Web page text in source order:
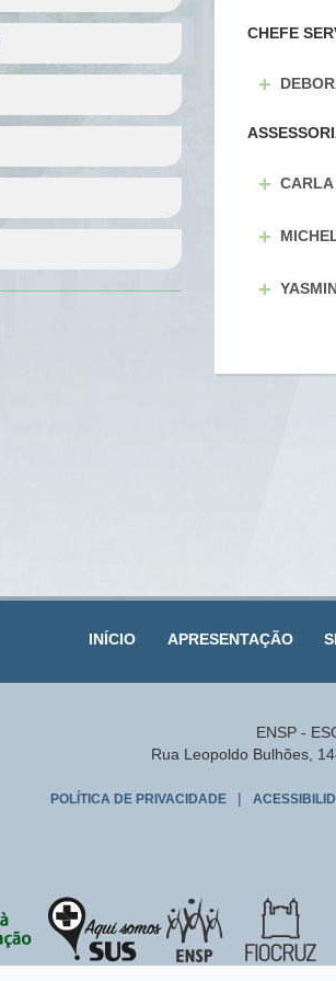
CHEFE
+
+ CARLA
+
+
INÍCIO APRESENTAÇÃO
ENSP -
Rua Leopoldo Bulhões,
POLÍTICA DE PRIVACIDADE |